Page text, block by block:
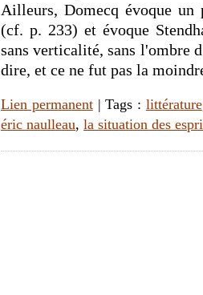
Ailleurs, Domecq évoque un
(cf. p. 233) et évoque
sans verticalité, sans l'ombre
dire, et ce ne fut pas la
Lien permanent| Tags : littérature
éric naulleau, la situation des